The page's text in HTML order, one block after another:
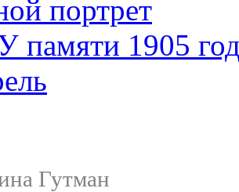
портрет
1905
Гутман